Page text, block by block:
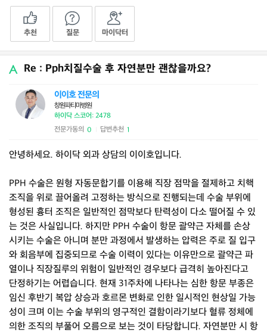
추천 질문 마이닥터
Re : Pph치질수술 후 자연분만 괜찮을까요?
이이호 전문의
창원파티마병원
하이닥 스코어: 2478
전문가동의 0 답변추천 1
안녕하세요. 하이닥 외과 상담의 이이호입니다.
PPH 수술은 원형 자동문합기를 이용해 직장 점막을 절제하고 치핵
조직을 위로 끌어올려 고정하는 방식으로 진행되는데 수술 부위에
형성된 흉터 조직은 일반적인 점막보다 탄력성이 다소 떨어질 수 있
는 것은 사실입니다. 하지만 PPH 수술이 항문 괄약근 자체를 손상
시키는 수술은 아니며 분만 과정에서 발생하는 압력은 주로 질 입구
와 회음부에 집중되므로 수술 이력이 있다는 이유만으로 괄약근 파
열이나 직장질루의 위험이 일반적인 경우보다 급격히 높아진다고
단정하기는 어렵습니다. 현재 31주차에 나타나는 심한 항문 부종은
임신 후반기 복압 상승과 호르몬 변화로 인한 일시적인 현상일 가능
성이 크며 이는 수술 부위의 영구적인 결함이라기보다 혈류 정체에
의한 조직의 부풀어 오름으로 보는 것이 타당합니다. 자연분만 시 항